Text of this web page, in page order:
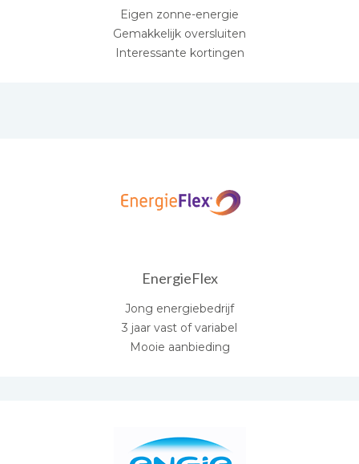
Eigen zonne-energie
Gemakkelijk oversluiten
Interessante kortingen
EnergieFlex
Jong energiebedrijf
3 jaar vast of variabel
Mooie aanbieding